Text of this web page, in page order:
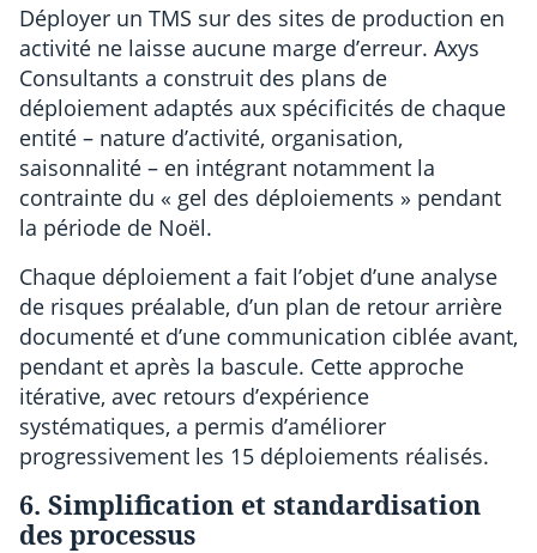
Déployer un TMS sur des sites de production en
activité ne laisse aucune marge d’erreur. Axys
Consultants a construit des plans de
déploiement adaptés aux spécificités de chaque
entité – nature d’activité, organisation,
saisonnalité – en intégrant notamment la
contrainte du « gel des déploiements » pendant
la période de Noël.
Chaque déploiement a fait l’objet d’une analyse
de risques préalable, d’un plan de retour arrière
documenté et d’une communication ciblée avant,
pendant et après la bascule. Cette approche
itérative, avec retours d’expérience
systématiques, a permis d’améliorer
progressivement les 15 déploiements réalisés.
6. Simplification et standardisation
des processus